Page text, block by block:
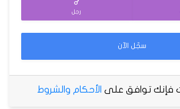
رجل
سجّل الآن
فإنك توافق على الأحكام والشروط